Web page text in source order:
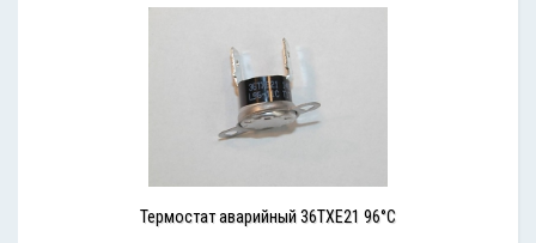
Термостат аварийный 36TXE21 96°C